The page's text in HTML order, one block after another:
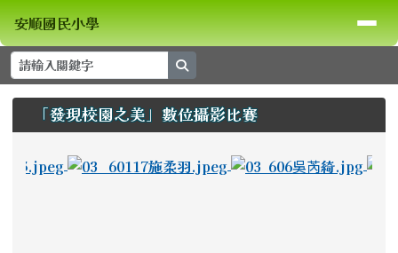
跳至主內容區
安順國民小學
導覽列
安順國民小學
上中區域內容
「發現校園之美」數位攝影比賽
photo-289
頁尾區域